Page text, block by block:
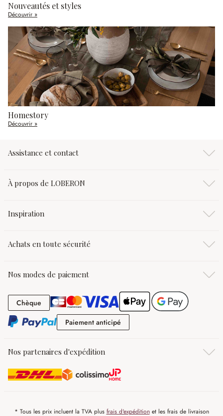
Nouveautés et styles
Découvrir »
Homestory
Découvrir »
Assistance et contact
À propos de LOBERON
Inspiration
Achats en toute sécurité
Nos modes de paiement
Chèque Chèque
Paiement anticipé
Nos partenaires d'expédition
* Tous les prix incluent la TVA plus frais d'expéditionet les frais de livraison